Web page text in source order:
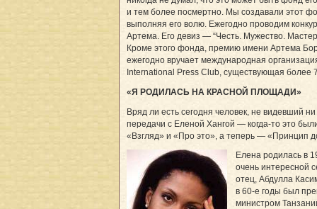
и тем более посмертно. Мы создавали этот
выполняя его волю. Ежегодно проводим
Артема. Его девиз — “Честь. Мужество.
Кроме этого фонда, премию имени Артема
ежегодно вручает международная
International Press Club, существующая более
«Я РОДИЛАСЬ НА КРАСНОЙ ПЛОЩАДИ»
Вряд ли есть сегодня человек, не видевший
передачи с Еленой Хангой — когда-то это
«Взгляд» и «Про это», а теперь — «Принцип
Елена родилась в
очень интересной
отец, Абдулла
в 60-е годы был
министром